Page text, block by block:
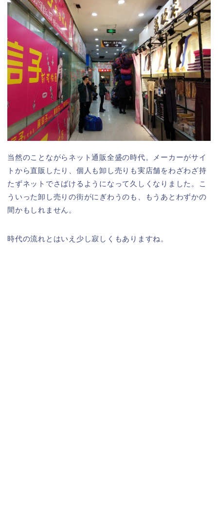
当然のことながらネット通販全盛の時代。メーカーがサイ
トから直販したり、個人も卸し売りも実店舗をわざわざ持
たずネットでさばけるようになって久しくなりました。こ
ういった卸し売りの街がにぎわうのも、もうあとわずかの
間かもしれません。
時代の流れとはいえ少し寂しくもありますね。